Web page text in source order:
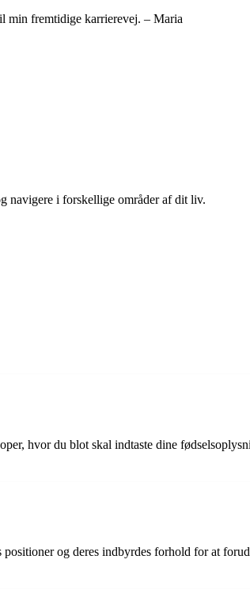
min fremtidige karrierevej. – Maria
navigere i forskellige områder af dit liv.
hvor du blot skal indtaste dine
og deres indbyrdes forhold for at